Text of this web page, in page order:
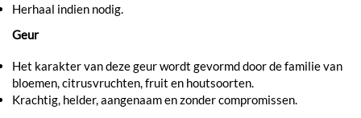
Herhaal indien nodig.
Geur
Het karakter van deze geur wordt gevormd door de familie van
bloemen, citrusvruchten, fruit en houtsoorten.
Krachtig, helder, aangenaam en zonder compromissen.